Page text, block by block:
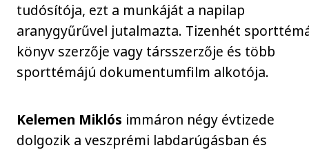
tudósítója, ezt a munkáját a napilap
aranygyűrűvel jutalmazta. Tizenhét
könyv szerzője vagy társszerzője és több
sporttémájú dokumentumfilm alkotója.
Kelemen Miklós immáron négy évtizede
dolgozik a veszprémi labdarúgásban és